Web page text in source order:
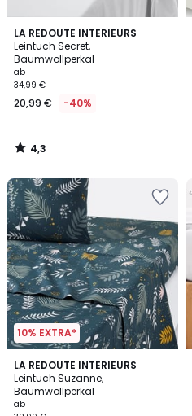
LA REDOUTE INTERIEURS
Leintuch Secret,
Baumwollperkal
ab
34,99 €
20,99 € -40%
4,3
/ 5
4,3
/
10% EXTRA*
LA REDOUTE INTERIEURS
Leintuch Suzanne,
Baumwollperkal
ab
4,3
/ 5